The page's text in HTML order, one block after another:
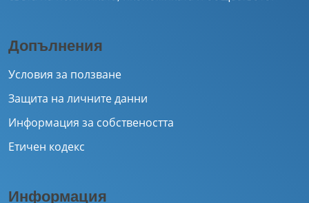
Допълнения
Условия за ползване
Защита на личните данни
Информация за собствеността
Етичен кодекс
Информация